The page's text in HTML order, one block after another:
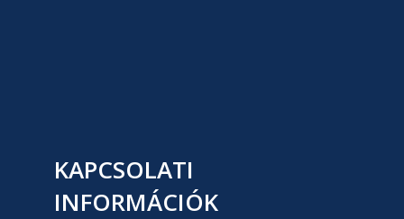
KAPCSOLATI
INFORMÁCIÓK